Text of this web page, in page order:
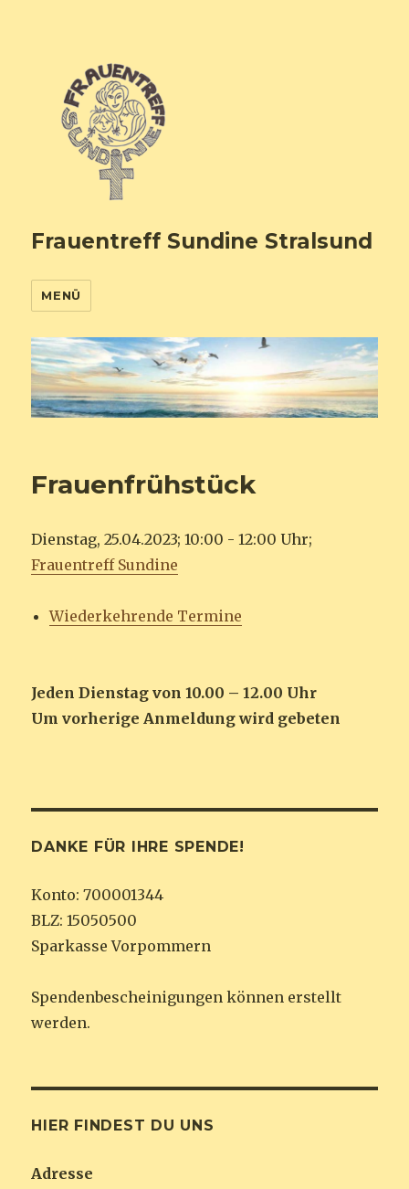
Frauentreff Sundine Stralsund
MENÜ
Frauenfrühstück
Dienstag, 25.04.2023; 10:00 - 12:00 Uhr;
Frauentreff Sundine
Wiederkehrende Termine
Jeden Dienstag von 10.00 – 12.00 Uhr
Um vorherige Anmeldung wird gebeten
DANKE FÜR IHRE SPENDE!
Konto: 700001344
BLZ: 15050500
Sparkasse Vorpommern
Spendenbescheinigungen können erstellt
werden.
HIER FINDEST DU UNS
Adresse